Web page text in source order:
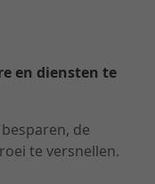
en diensten te
de
te versnellen.